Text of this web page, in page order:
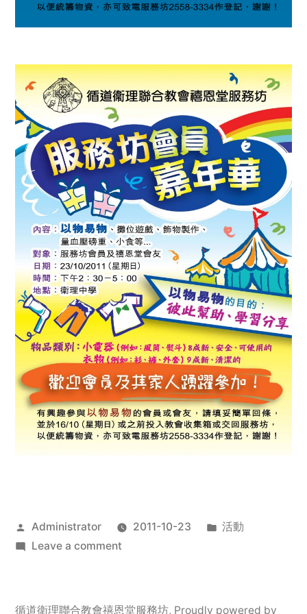
Posted
by
Administrator 2011-10-23
Posted
活動
Leave a commenton
服
循道衛理聯合教會禧恩堂服務坊, Proudly powered by